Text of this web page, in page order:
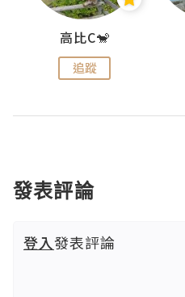
高比C🐒
追蹤
發表評論
登入發表評論